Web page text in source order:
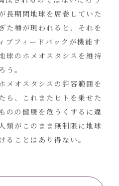
長期間地球を席巻していた
た種が現われると、それを
ブフィードバックが機能す
球のホメオスタシスを維持
う。
メオスタシスの許容範囲を
ら、これまたヒトを乗せた
のの健康を危うくするに違
類がこのまま無制限に地球
ることはあり得ない。